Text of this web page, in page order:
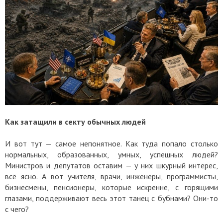
Как затащили в секту обычных людей
И вот тут — самое непонятное. Как туда попало столько
нормальных, образованных, умных, успешных людей?
Министров и депутатов оставим — у них шкурный интерес,
всё ясно. А вот учителя, врачи, инженеры, программисты,
бизнесмены, пенсионеры, которые искренне, с горящими
глазами, поддерживают весь этот танец с бубнами? Они-то
с чего?